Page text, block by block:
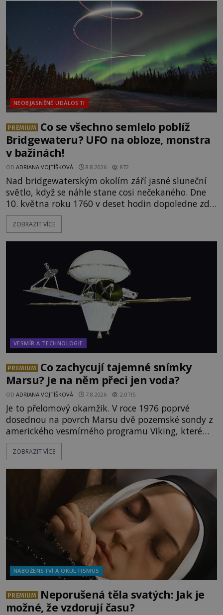
NEOBJASNĚNÉ UDÁLOSTI
PREMIUM
Co se všechno semlelo poblíž
Bridgewateru? UFO na obloze, monstra
v bažinách!
OD ADRIANA VOJTÍŠKOVÁ 8.8.2026 872
Nad bridgewaterským okolím září jasné sluneční
světlo, když se náhle stane cosi nečekaného. Dne
10. května roku 1760 v deset hodin dopoledne zde
dojde k vůbec prvnímu historicky doloženému
přeletu UFO. Podle záznamů vyzařuje takové
jen o nějaký optický klam, nebo se zde skutečně
právě vznáší mimozemská loď
ZOBRAZIT VÍCE
VESMÍR A TECHNOLOGIE
PREMIUM
Co zachycují tajemné snímky
Marsu? Je na něm přeci jen voda?
OD ADRIANA VOJTÍŠKOVÁ 7.8.2026 2.0TIS
Je to přelomový okamžik. V roce 1976 poprvé
dosednou na povrch Marsu dvě pozemské sondy z
amerického vesmírného programu Viking, které
jsou schopny pořídit fotografie záhadami
opředené rudé planety. Viking 1 zde zaznamená
zvané Cydonie totiž zachytí podivný útvar
připomínající lidskou tvář. NASA (Národní úřad
ZOBRAZIT VÍCE
NÁBOŽENSTVÍ A OKULTISMUS
PREMIUM
Neporušená těla svatých: Jak je
možné, že vzdorují času?